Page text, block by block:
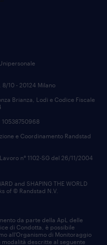
10 - 20124 Milano
Brianza, Lodi e Codice Fiscale
10538750968
e Coordinamento Randstad
n° 1102-SG del 26/11/2004
and SHAPING THE WORLD
of © Randstad N.V.
da parte della ApL delle
di Condotta, è possibile
all’Organismo di Monitoraggio
modalità descritte al seguente